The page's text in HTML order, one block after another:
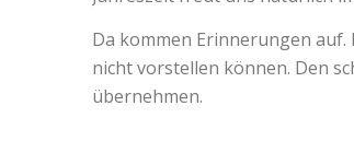
Da kommen Erinnerungen auf.
nicht vorstellen können. Den
übernehmen.